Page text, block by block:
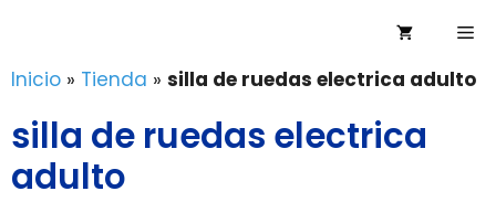
contenido
Inicio » Tienda » silla de ruedas electrica adulto
silla de ruedas electrica
adulto